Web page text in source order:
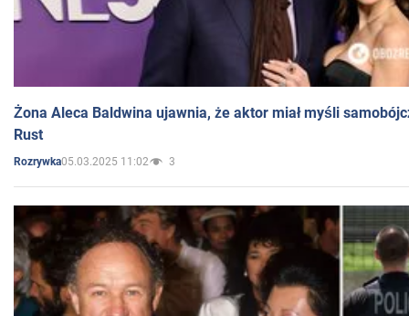
Żona Aleca Baldwina ujawnia, że aktor miał myśli
Rust
Rozrywka05.03.2025 11:02 3